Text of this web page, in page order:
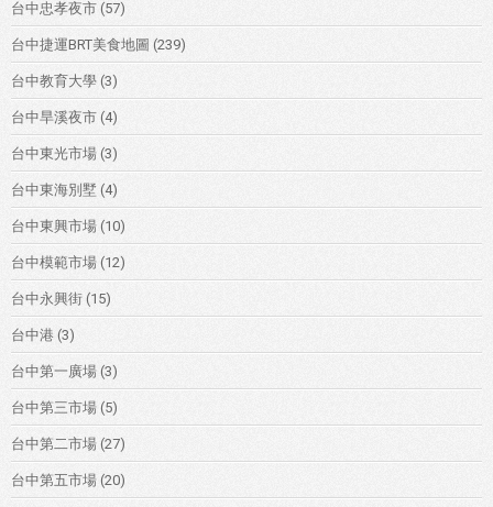
台中忠孝夜市 (57)
台中捷運BRT美食地圖 (239)
台中教育大學 (3)
台中旱溪夜市 (4)
台中東光市場 (3)
台中東海別墅 (4)
台中東興市場 (10)
台中模範市場 (12)
台中永興街 (15)
台中港 (3)
台中第一廣場 (3)
台中第三市場 (5)
台中第二市場 (27)
台中第五市場 (20)